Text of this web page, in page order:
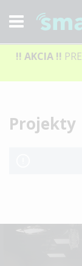
!! AKCIA !!
Projekty